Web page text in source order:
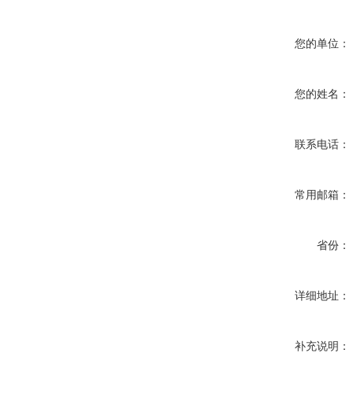
您的单位：
您的姓名：
联系电话：
常用邮箱：
省份：
详细地址：
补充说明：